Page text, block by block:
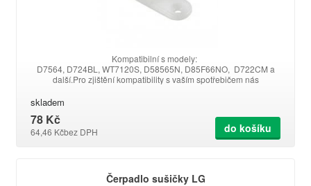
Kompatibilní s modely:
D7564, D724BL, WT7120S, D58565N, D85F66NO, D722CM a
další.Pro zjištění kompatibility s vaším spotřebičem nás
skladem
78 Kč
64,46 Kčbez DPH do košíku
Čerpadlo sušičky LG